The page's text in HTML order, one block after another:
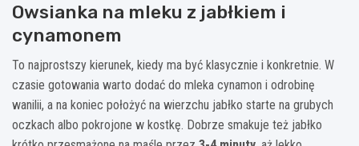
Owsianka na mleku z jabłkiem i
cynamonem
To najprostszy kierunek, kiedy ma być klasycznie i konkretnie. W
czasie gotowania warto dodać do mleka cynamon i odrobinę
wanilii, a na koniec położyć na wierzchu jabłko starte na grubych
oczkach albo pokrojone w kostkę. Dobrze smakuje też jabłko